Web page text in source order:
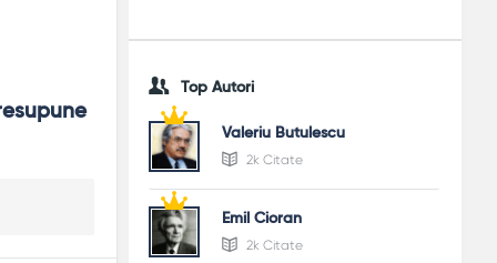
Top Autori
Valeriu Butulescu
2k Citate
Emil Cioran
2k Citate